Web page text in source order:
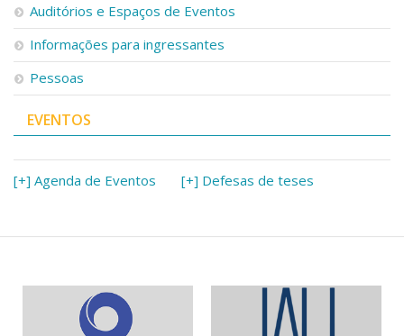
Auditórios e Espaços de Eventos
Informações para ingressantes
Pessoas
EVENTOS
[+] Agenda de Eventos [+] Defesas de teses